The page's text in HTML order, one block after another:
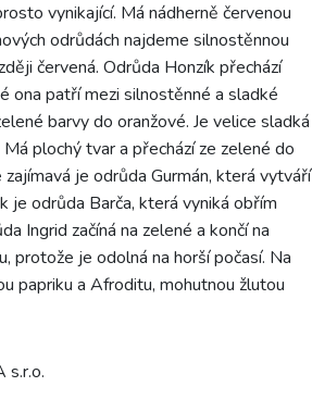
vynikající. Má nádherně červenou
odrůdách najdeme silnostěnnou
červená. Odrůda Honzík přechází
ona patří mezi silnostěnné a sladké
barvy do oranžové. Je velice sladká
plochý tvar a přechází ze zelené do
je odrůda Gurmán, která vytváří
je odrůda Barča, která vyniká obřím
Ingrid začíná na zelené a končí na
protože je odolná na horší počasí. Na
papriku a Afroditu, mohutnou žlutou
s.r.o.